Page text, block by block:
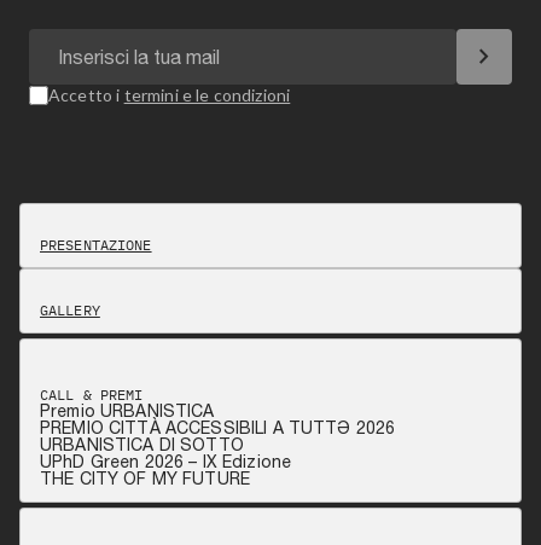
chevron_right
Accetto i termini e le condizioni
PRESENTAZIONE
GALLERY
CALL & PREMI
Premio URBANISTICA
PREMIO CITTÀ ACCESSIBILI A TUTTƏ 2026
URBANISTICA DI SOTTO
UPhD Green 2026 – IX Edizione
THE CITY OF MY FUTURE